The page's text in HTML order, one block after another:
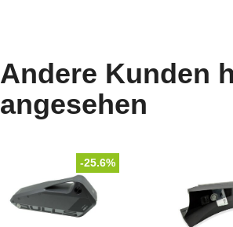
Andere Kunden
angesehen
-25.6%